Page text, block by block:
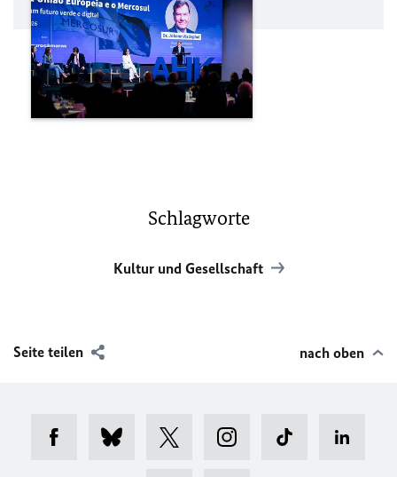
Schlagworte
Kultur und Gesellschaft
Seite teilen nach oben